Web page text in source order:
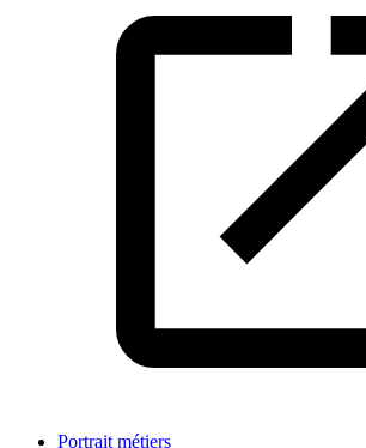
Portrait métiers